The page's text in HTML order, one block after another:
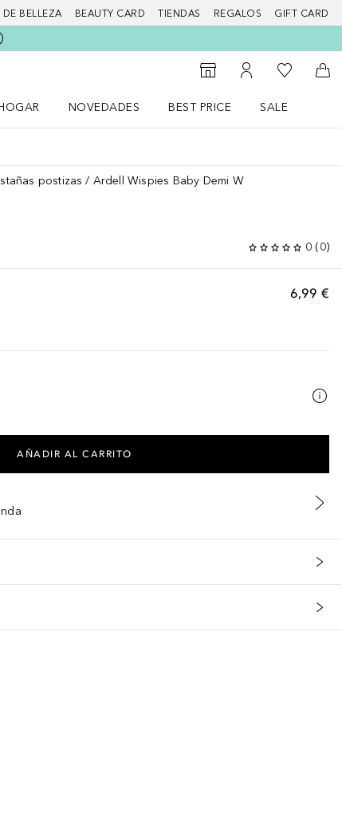
DE BELLEZA BEAUTY CARD TIENDAS REGALOS GIFT CARD
Al Storefinder
Mi cuenta
Mi lista de
A
NOVEDADES
BEST PRICE
SALE
postizas Ardell Wispies Baby Demi W
0 (0)
6,99 €
AÑADIR AL CARRITO